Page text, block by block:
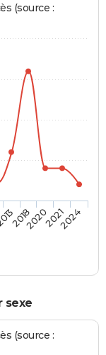
(source :
2018202020212024
sexe
(source :